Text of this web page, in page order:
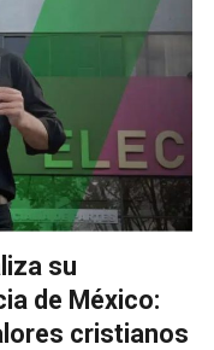
su
de México:
cristianos